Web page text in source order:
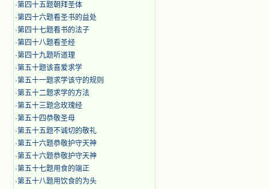
·第四十五题朝拜圣体
·第四十六题看圣书的益处
·第四十七题看书的法子
·第四十八题看圣经
·第四十九题听道理
·第五十题该喜爱求学
·第五十一题求学该守的规则
·第五十二题求学的方法
·第五十三题念玫瑰经
·第五十四恭敬圣母
·第五十五题不诚切的敬礼
·第五十六题恭敬护守天神
·第五十六题恭敬护守天神
·第五十七题用食的端正
·第五十八题用饮食的为头